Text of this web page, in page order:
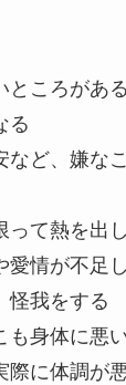
ところがあ
る
など、嫌な
って熱を出
愛情が不足
怪我をする
も身体に悪
際に体調が